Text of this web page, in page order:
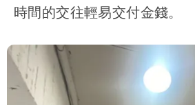
時間的交往輕易交付金錢。